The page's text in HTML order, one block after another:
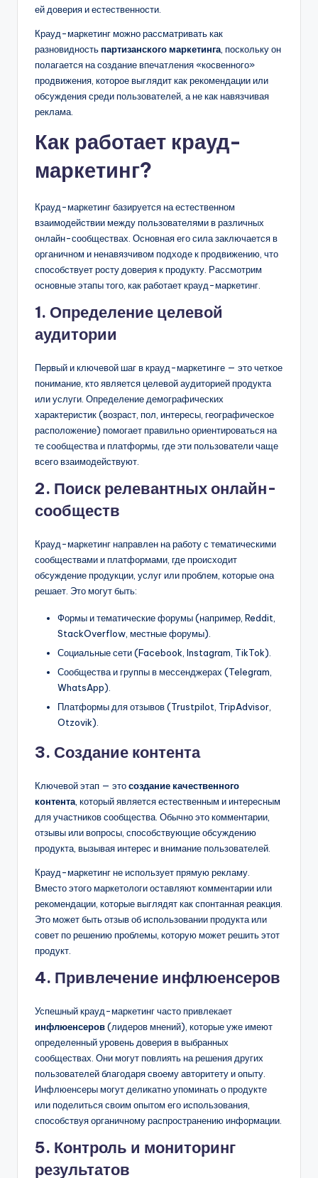
ей доверия и естественности.
Крауд-маркетинг можно рассматривать как
разновидностьпартизанского маркетинга , поскольку он
полагается на создание впечатления «косвенного»
продвижения, которое выглядит как рекомендации или
обсуждения среди пользователей, а не как навязчивая
реклама.
Как работает крауд-
маркетинг?
Крауд-маркетинг базируется на естественном
взаимодействии между пользователями в различных
онлайн-сообществах. Основная его сила заключается в
органичном и ненавязчивом подходе к продвижению, что
способствует росту доверия к продукту. Рассмотрим
основные этапы того, как работает крауд-маркетинг.
1. Определение целевой
аудитории
Первый и ключевой шаг в крауд-маркетинге — это четкое
понимание, кто является целевой аудиторией продукта
или услуги. Определение демографических
характеристик (возраст, пол, интересы, географическое
расположение) помогает правильно ориентироваться на
те сообщества и платформы, где эти пользователи чаще
всего взаимодействуют.
2. Поиск релевантных онлайн-
сообществ
Крауд-маркетинг направлен на работу с тематическими
сообществами и платформами, где происходит
обсуждение продукции, услуг или проблем, которые она
решает. Это могут быть:
Формы и тематические форумы (например, Reddit,
StackOverflow, местные форумы).
Социальные сети (Facebook, Instagram, TikTok).
Сообщества и группы в мессенджерах (Telegram,
WhatsApp).
Платформы для отзывов (Trustpilot, TripAdvisor,
Otzovik).
3. Создание контента
Ключевой этап — этосоздание качественного
контента , который является естественным и интересным
для участников сообщества. Обычно это комментарии,
отзывы или вопросы, способствующие обсуждению
продукта, вызывая интерес и внимание пользователей.
Крауд-маркетинг не использует прямую рекламу.
Вместо этого маркетологи оставляют комментарии или
рекомендации, которые выглядят как спонтанная реакция.
Это может быть отзыв об использовании продукта или
совет по решению проблемы, которую может решить этот
продукт.
4. Привлечение инфлюенсеров
Успешный крауд-маркетинг часто привлекает
инфлюенсеров(лидеров мнений), которые уже имеют
определенный уровень доверия в выбранных
сообществах. Они могут повлиять на решения других
пользователей благодаря своему авторитету и опыту.
Инфлюенсеры могут деликатно упоминать о продукте
или поделиться своим опытом его использования,
способствуя органичному распространению информации.
5. Контроль и мониторинг
результатов